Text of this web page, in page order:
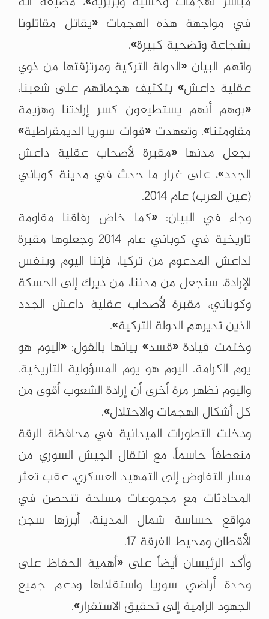
في مواجهة هذه الهجمات «يقاتل مقاتلونا
بشجاعة وتضحية كبيرة».
واتهم البيان «الدولة التركية ومرتزقتها من ذوي
عقلية داعش» بتكثيف هجماتهم على شعبنا،
«بوهم أنهم يستطيعون كسر إرادتنا وهزيمة
مقاومتنا». وتعهدت «قوات سوريا الديمقراطية»
بجعل مدنها «مقبرة لأصحاب عقلية داعش
الجدد»، على غرار ما حدث في مدينة كوباني
(عين العرب) عام 2014.
وجاء في البيان: «كما خاض رفاقنا مقاومة
تاريخية في كوباني عام 2014 وجعلوها مقبرة
لداعش المدعوم من تركيا، فإننا اليوم وبنفس
الإرادة، سنجعل من مدننا، من ديرك إلى الحسكة
وكوباني، مقبرة لأصحاب عقلية داعش الجدد
الذين تديرهم الدولة التركية».
وختمت قيادة «قسد» بيانها بالقول: «اليوم هو
يوم الكرامة. اليوم هو يوم المسؤولية التاريخية.
واليوم نظهر مرة أخرى أن إرادة الشعوب أقوى من
كل أشكال الهجمات والاحتلال».
ودخلت التطورات الميدانية في محافظة الرقة
منعطفاً حاسماً، مع انتقال الجيش السوري من
مسار التفاوض إلى التمهيد العسكري، عقب تعثر
المحادثات مع مجموعات مسلحة تتحصن في
مواقع حساسة شمال المدينة، أبرزها سجن
الأقطان ومحيط الفرقة 17.
وأكد الرئيسان أيضاً على «أهمية الحفاظ على
وحدة أراضي سوريا واستقلالها ودعم جميع
الجهود الرامية إلى تحقيق الاستقرار».